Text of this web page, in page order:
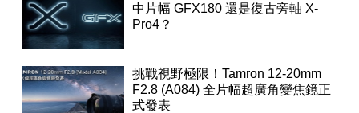
中片幅 GFX180 還是復古旁軸 X-
Pro4？
挑戰視野極限！Tamron 12-20mm
F2.8 (A084) 全片幅超廣角變焦鏡正
式發表